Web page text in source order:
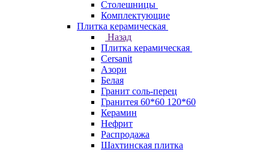
Столешницы
Комплектующие
Плитка керамическая
Назад
Плитка керамическая
Cersanit
Азори
Белая
Гранит соль-перец
Гранитея 60*60 120*60
Керамин
Нефрит
Распродажа
Шахтинская плитка